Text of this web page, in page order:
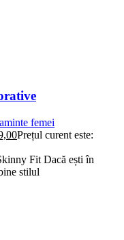
femei
Prețul curent este:
Fit Dacă ești în
stilul